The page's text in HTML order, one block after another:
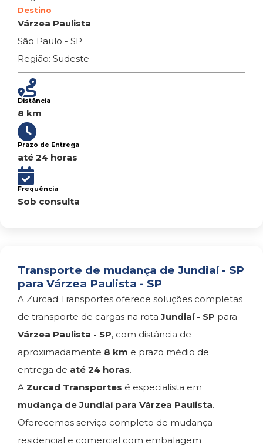
Destino
Várzea Paulista
São Paulo - SP
Região: Sudeste
Distância
8 km
Prazo de Entrega
até 24 horas
Frequência
Sob consulta
Transporte de mudança de Jundiaí - SP
para Várzea Paulista - SP
A Zurcad Transportes oferece soluções completas
de transporte de cargas na rotaJundiaí - SP para
Várzea Paulista - SP, com distância de
aproximadamente 8 km e prazo médio de
entrega de até 24 horas.
A Zurcad Transportes é especialista em
mudança de Jundiaí para Várzea Paulista.
Oferecemos serviço completo de mudança
residencial e comercial com embalagem